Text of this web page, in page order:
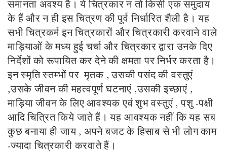
समानता अवश्य है। ये चित्रकार न तो किसी एक समुदाय
के हैं और न ही इस चित्रण की पूर्व निर्धारित शैली है। यह
सभी चित्रकर्म इन चित्रकारों और चित्रकारी करवाने वाले
माड़ियाओं के मध्य हुई चर्चा और चित्रकार द्वारा उनके दिए
निर्देशों को रूपायित कर देने की क्षमता पर निर्भर करता है।
इन स्मृति स्तम्भों पर मृतक , उसकी पसंद की वस्तुएं
,उसके जीवन की महत्वपूर्ण घटनाएं ,उसकी इच्छाएं ,
माड़िया जीवन के लिए आवश्यक एवं शुभ वस्तुएं , पशु -पक्षी
आदि चित्रित किये जाते हैं। यह आवश्यक नहीं कि यह सब
कुछ बनाया ही जाय , अपने बजट के हिसाब से भी लोग काम
-ज्यादा चित्रकारी करवाते हैं।